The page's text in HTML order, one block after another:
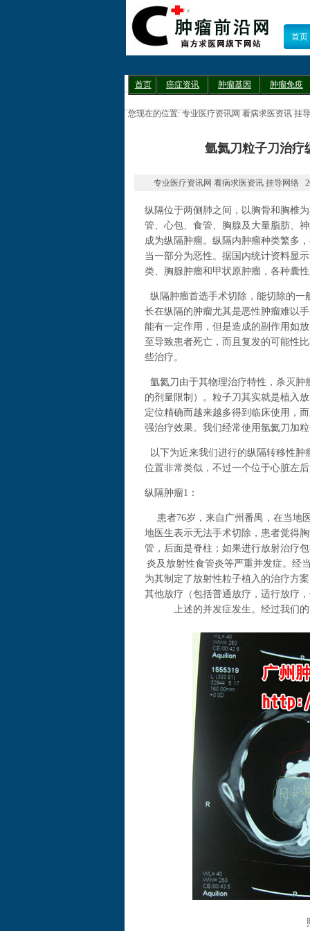
首页
首页 癌症资讯 肿瘤基因 肿瘤免疫
您现在的位置: 专业医疗资讯网 看病求医资讯 挂
氩氦刀粒子刀治疗
专业医疗资讯网 看病求医资讯 挂导网络
纵隔位于两侧肺之间，以胸骨和胸椎
管、心包、食管、胸腺及大量脂肪、
成为纵隔肿瘤。纵隔内肿瘤种类繁多
当一部分为恶性。据国内统计资料显
类、胸腺肿瘤和甲状原肿瘤，各种囊
纵隔肿瘤首选手术切除，能切除的一
长在纵隔的肿瘤尤其是恶性肿瘤难以
能有一定作用，但是造成的副作用如
至导致患者死亡，而且复发的可能性
些治疗。
氩氦刀由于其物理治疗特性，杀灭肿
的剂量限制）。粒子刀其实就是植入
定位精确而越来越多得到临床使用，
强治疗效果。我们经常使用氩氦刀加
以下为近来我们进行的纵隔转移性肿
位置非常类似，不过一个位于心脏左
纵隔肿瘤1：
患者76岁，来自广州番禺，在当地
地医生表示无法手术切除，患者觉得
管，后面是脊柱；如果进行放射治疗
炎及放射性食管炎等严重并发症。经
为其制定了放射性粒子植入的治疗方
其他放疗（包括普通放疗，适行放疗
上述的并发症发生。经过我们